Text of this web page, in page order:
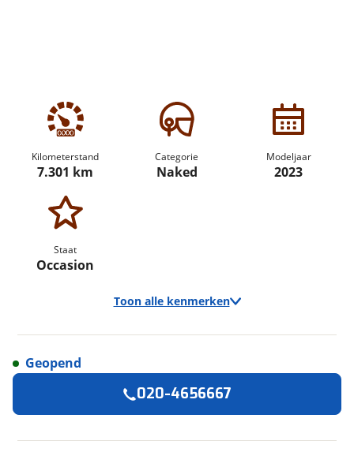
Kilometerstand
7.301 km
Categorie
Naked
Modeljaar
2023
Staat
Occasion
Toon alle kenmerken
Merk
Honda
Model
CB 750
Geopend
020-4656667